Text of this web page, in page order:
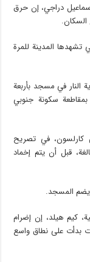
دراجي، إن حرق
تشهدها المدينة للمرة
في مسجد بأربعة
بمقاطعة سكونة جنوبي
كارلسون، في تصريح
قبل أن يتم إخماد
يضم المسجد.
كيم هيلد، إن إضرام
بدأت على نطاق واسع